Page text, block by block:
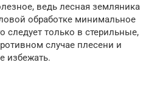
ведь лесная земляника
обработке минимальное
следует только в стерильные,
случае плесени и
избежать.